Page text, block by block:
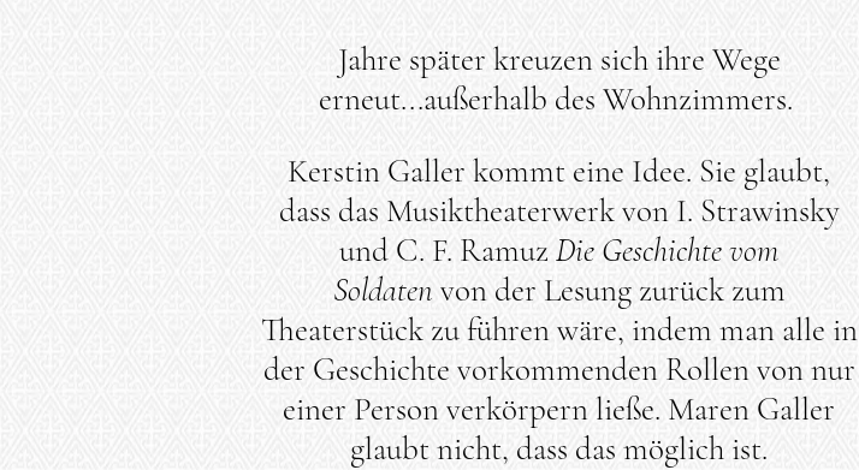
Jahre später kreuzen sich ihre Wege
erneut...außerhalb des Wohnzimmers.
Kerstin Galler kommt eine Idee. Sie glaubt,
dass das Musiktheaterwerk von I. Strawinsky
und C. F. Ramuz Die Geschichte vom
Soldaten von der Lesung zurück zum
Theaterstück zu führen wäre, indem man alle in
der Geschichte vorkommenden Rollen von nur
einer Person verkörpern ließe. Maren Galler
glaubt nicht, dass das möglich ist.